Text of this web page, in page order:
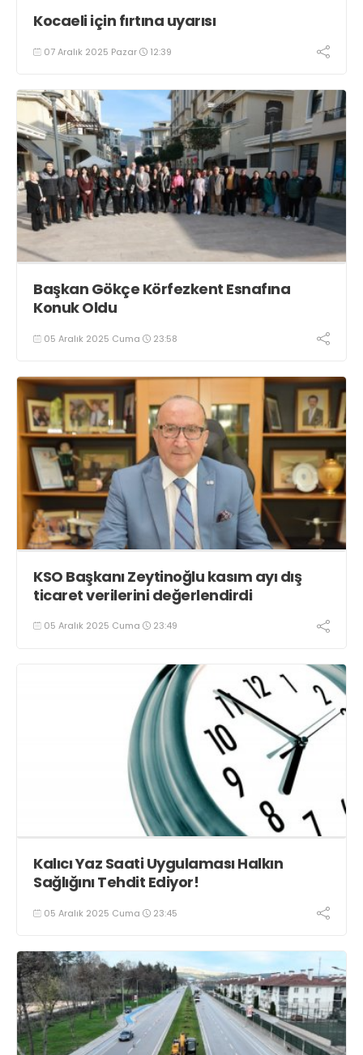
Kocaeli için fırtına uyarısı
07 Aralık 2025 Pazar 12:39
Başkan Gökçe Körfezkent Esnafına
Konuk Oldu
05 Aralık 2025 Cuma 23:58
KSO Başkanı Zeytinoğlu kasım ayı dış
ticaret verilerini değerlendirdi
05 Aralık 2025 Cuma 23:49
Kalıcı Yaz Saati Uygulaması Halkın
Sağlığını Tehdit Ediyor!
05 Aralık 2025 Cuma 23:45